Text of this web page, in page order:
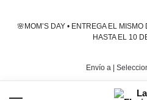
🌸MOM’S DAY • ENTREGA EL
HASTA EL 10
Envío a |